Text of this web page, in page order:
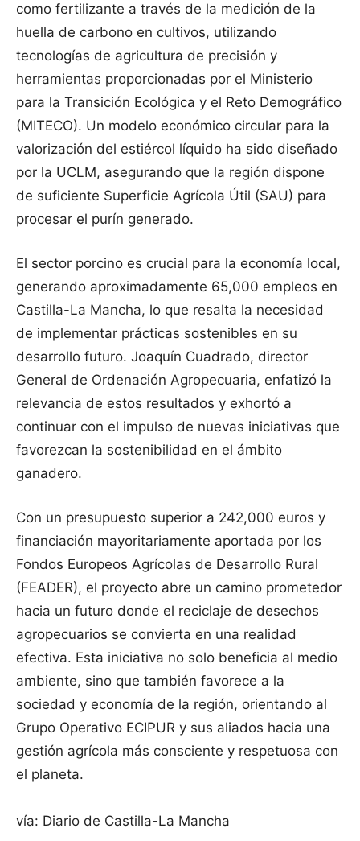
como fertilizante a través de la medición de la
huella de carbono en cultivos, utilizando
tecnologías de agricultura de precisión y
herramientas proporcionadas por el Ministerio
para la Transición Ecológica y el Reto Demográfico
(MITECO). Un modelo económico circular para la
valorización del estiércol líquido ha sido diseñado
por la UCLM, asegurando que la región dispone
de suficiente Superficie Agrícola Útil (SAU) para
procesar el purín generado.
El sector porcino es crucial para la economía local,
generando aproximadamente 65,000 empleos en
Castilla-La Mancha, lo que resalta la necesidad
de implementar prácticas sostenibles en su
desarrollo futuro. Joaquín Cuadrado, director
General de Ordenación Agropecuaria, enfatizó la
relevancia de estos resultados y exhortó a
continuar con el impulso de nuevas iniciativas que
favorezcan la sostenibilidad en el ámbito
ganadero.
Con un presupuesto superior a 242,000 euros y
financiación mayoritariamente aportada por los
Fondos Europeos Agrícolas de Desarrollo Rural
(FEADER), el proyecto abre un camino prometedor
hacia un futuro donde el reciclaje de desechos
agropecuarios se convierta en una realidad
efectiva. Esta iniciativa no solo beneficia al medio
ambiente, sino que también favorece a la
sociedad y economía de la región, orientando al
Grupo Operativo ECIPUR y sus aliados hacia una
gestión agrícola más consciente y respetuosa con
el planeta.
vía: Diario de Castilla-La Mancha